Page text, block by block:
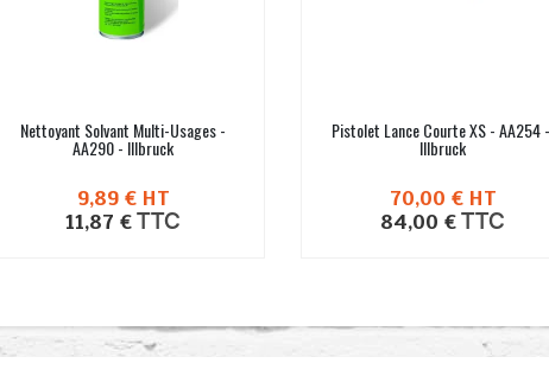
Nettoyant Solvant Multi-Usages -
AA290 - Illbruck
9,89 € HT
11,87 €TTC
Pistolet Lance Courte XS - AA254
Illbruck
70,00 € HT
84,00 €TTC